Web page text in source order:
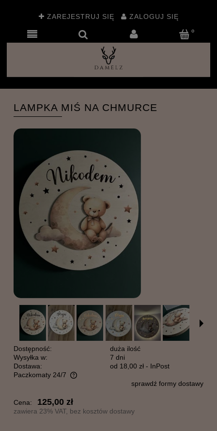
ZAREJESTRUJ SIĘ ZALOGUJ SIĘ
LAMPKA MIŚ NA CHMURCE
Dostępność:
duża ilość
Wysyłka w:
7 dni
Dostawa:
od 18,00 zł - InPost
Paczkomaty 24/7
Cena nie zawiera ewentualnych kosztów płatnościsprawdź formy dostawy
Cena: 125,00 zł
zawiera 23% VAT, bez kosztów dostawy